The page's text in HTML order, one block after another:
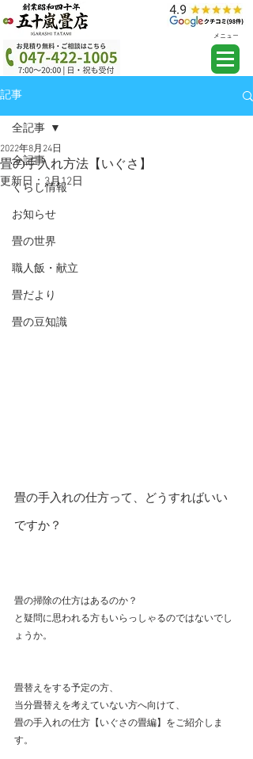
メニュー
記事
全記事
くらし情報
お知らせ
畳の世界
職人飯・献立
畳だより
畳の豆知識
全記事
畳の手入れ方法【いぐさ】
2022年8月24日
更新日： 3月12日
畳の手入れの仕方って、どうすればいい
ですか？
畳の掃除の仕方はあるのか？
と疑問に思われる方もいらっしゃるのではないでし
ょうか。
畳替えをする予定の方、
当分畳替えを考えていない方へ向けて、
畳の手入れの仕方【いぐさの畳編】をご紹介しま
す。